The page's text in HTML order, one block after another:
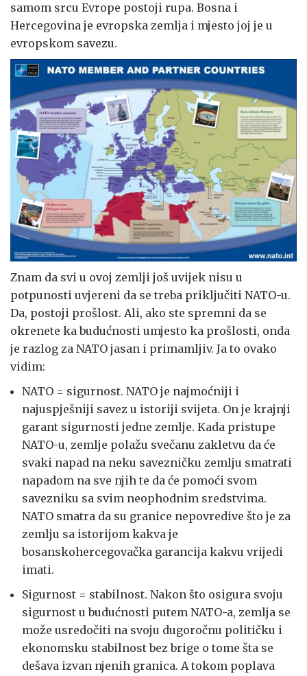
samom srcu Evrope postoji rupa. Bosna i
Hercegovina je evropska zemlja i mjesto joj je u
evropskom savezu.
Znam da svi u ovoj zemlji još uvijek nisu u
potpunosti uvjereni da se treba priključiti NATO-u.
Da, postoji prošlost. Ali, ako ste spremni da se
okrenete ka budućnosti umjesto ka prošlosti, onda
je razlog za NATO jasan i primamljiv. Ja to ovako
vidim:
NATO = sigurnost. NATO je najmoćniji i
najuspješniji savez u istoriji svijeta. On je krajnji
garant sigurnosti jedne zemlje. Kada pristupe
NATO-u, zemlje polažu svečanu zakletvu da će
svaki napad na neku savezničku zemlju smatrati
napadom na sve njih te da će pomoći svom
savezniku sa svim neophodnim sredstvima.
NATO smatra da su granice nepovredive što je za
zemlju sa istorijom kakva je
bosanskohercegovačka garancija kakvu vrijedi
imati.
Sigurnost = stabilnost. Nakon što osigura svoju
sigurnost u budućnosti putem NATO-a, zemlja se
može usredočiti na svoju dugoročnu političku i
ekonomsku stabilnost bez brige o tome šta se
dešava izvan njenih granica. A tokom poplava